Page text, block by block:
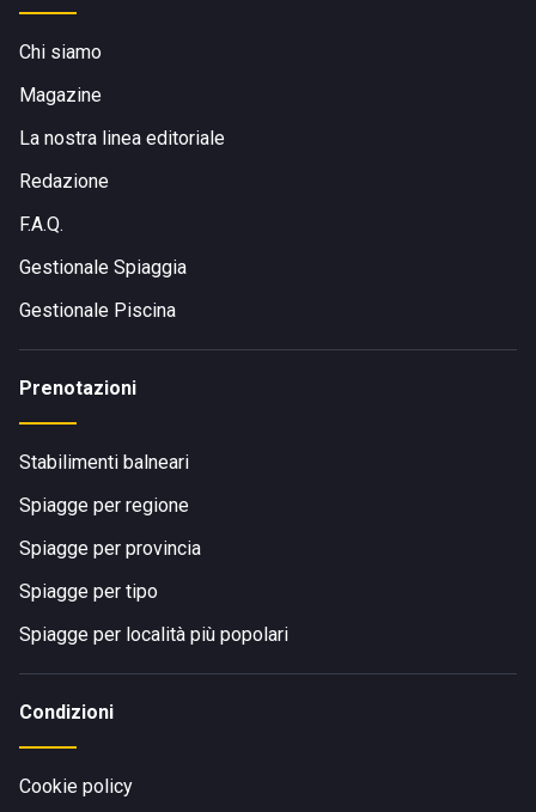
Chi siamo
Magazine
La nostra linea editoriale
Redazione
F.A.Q.
Gestionale Spiaggia
Gestionale Piscina
Prenotazioni
Stabilimenti balneari
Spiagge per regione
Spiagge per provincia
Spiagge per tipo
Spiagge per località più popolari
Condizioni
Cookie policy